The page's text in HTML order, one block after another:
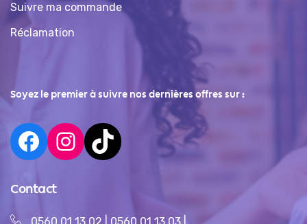
Suivre ma commande
Réclamation
Soyez le premier à suivre nos dernières offres sur :
Contact